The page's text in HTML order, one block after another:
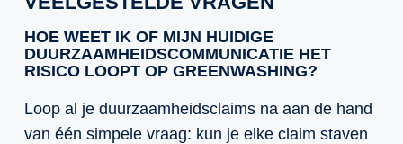
HOE WEET IK OF MIJN HUIDIGE
DUURZAAMHEIDSCOMMUNICATIE HET
RISICO LOOPT OP GREENWASHING?
Loop al je duurzaamheidsclaims na aan de hand
van één simpele vraag: kun je elke claim staven